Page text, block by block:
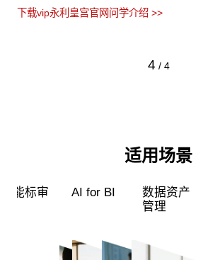
下载vip永利皇宫官网问学介绍 >>
4 / 4
适用场景
超级员工 智能标审 AI for BI